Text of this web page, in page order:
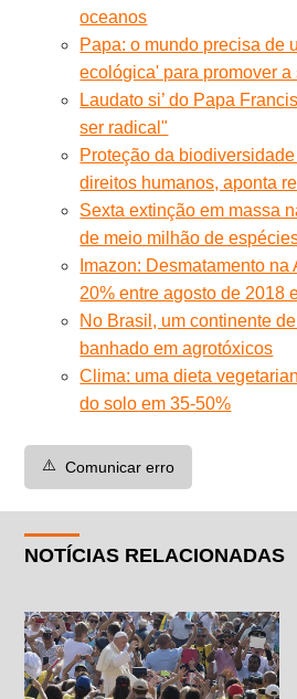
oceanos
Papa: o mundo precisa de
ecológica' para promover
Laudato si’ do Papa
ser radical"
Proteção da
direitos humanos, aponta
Sexta extinção em massa
de meio milhão de
Imazon: Desmatamento
20% entre agosto de 2018
No Brasil, um continente
banhado em agrotóxicos
Clima: uma dieta
do solo em 35-50%
⚠️ Comunicar erro
NOTÍCIAS RELACIONADAS